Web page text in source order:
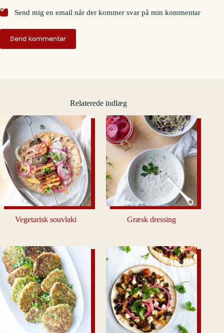
Send mig en email når der kommer svar på min kommentar
Send kommentar
Relaterede indlæg
Vegetarisk souvlaki Græsk dressing